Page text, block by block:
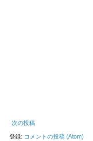
次の投稿
登録: コメントの投稿 (Atom)